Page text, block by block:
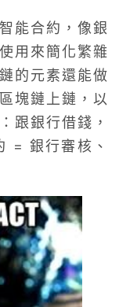
能合約，像銀
用來簡化繁雜
的元素還能做
塊鏈上鏈，以
跟銀行借錢，
= 銀行審核、